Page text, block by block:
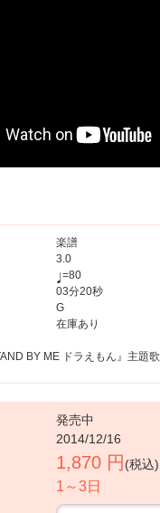
楽譜
3.0
=80
03分20秒
G
在庫あり
BY ME ドラえもん』主題歌
発売中
2014/12/16
1,870 円 (税込)
1～3日